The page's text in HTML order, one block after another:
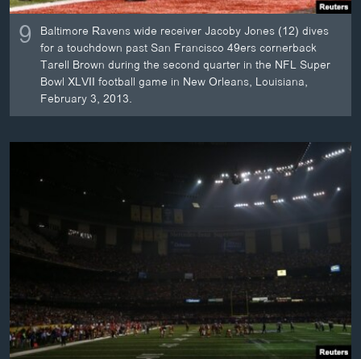
ສຽງ
ລາຍການກະຈາຍສຽງ
ລາຍງານ
ຕິດຕາມພວກເຮົາ ທີ່
9 Baltimore Ravens wide receiver Jacoby Jones (12) dives
for a touchdown past San Francisco 49ers cornerback
Tarell Brown during the second quarter in the NFL Super
Bowl XLVII football game in New Orleans, Louisiana,
February 3, 2013.